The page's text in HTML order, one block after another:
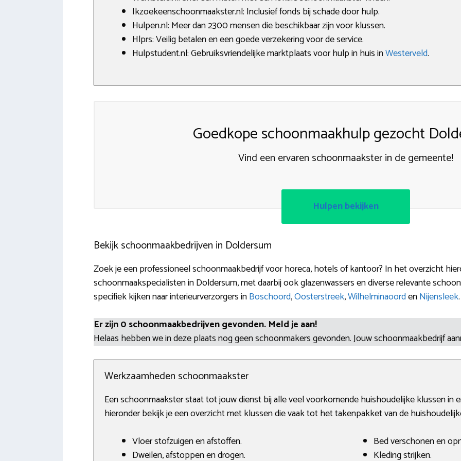
Ikzoekeenschoonmaakster.nl: Inclusief fonds bij schade door hulp.
Hulpen.nl: Meer dan 2300 mensen die beschikbaar zijn voor klussen.
Hlprs: Veilig betalen en een goede verzekering voor de service.
Hulpstudent.nl: Gebruiksvriendelijke marktplaats voor hulp in huis inWesterveld.
Goedkope schoonmaakhulp gezocht
Vind een ervaren schoonmaakster in de gemeente!
Hulpen bekijken
Bekijk schoonmaakbedrijven in Doldersum
Zoek je een professioneel schoonmaakbedrijf voor horeca, hotels of kantoor? In het overzicht
schoonmaakspecialisten in Doldersum, met daarbij ook glazenwassers en diverse relevante
specifiek kijken naar interieurverzorgers inBoschoord,Oosterstreek,WilhelminaoordenNijensleek.
Er zijn 0 schoonmaakbedrijven gevonden. Meld je aan!
Helaas hebben we in deze plaats nog geen schoonmakers gevonden. Jouw schoonmaakbedrijf
Werkzaamheden schoonmaakster
Een schoonmaakster staat tot jouw dienst bij alle veel voorkomende huishoudelijke klussen in
hieronder bekijk je een overzicht met klussen die vaak tot het takenpakket van de
Vloer stofzuigen en afstoffen.
Dweilen, afstoppen en drogen.
Bed verschonen en
Kleding strijken.